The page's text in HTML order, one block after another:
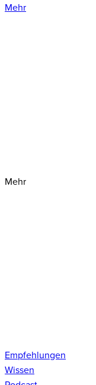
Mehr
Mehr
Empfehlungen
Wissen